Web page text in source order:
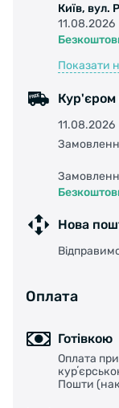
!Помните,
первую
Київ, вул.
11.08.2026
Показати
Кур'єром
11.08.2026
Нова
Оплата
Готівкою
Оплата
Пошти